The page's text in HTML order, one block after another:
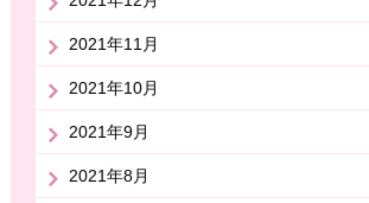
2021年11月
2021年10月
2021年9月
2021年8月